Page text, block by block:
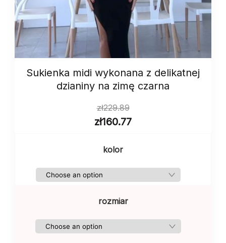
Sukienka midi wykonana z delikatnej
dzianiny na zimę czarna
zł229.89
zł160.77
kolor
rozmiar